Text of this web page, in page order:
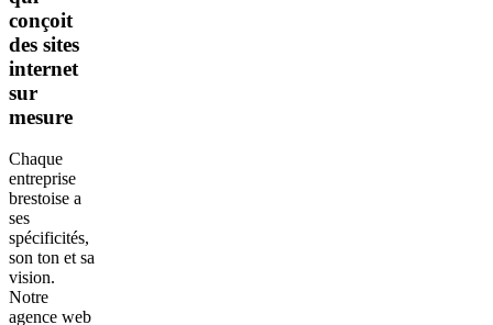
conçoit
des sites
internet
sur
mesure
Chaque
entreprise
brestoise a
ses
spécificités,
son ton et sa
vision.
Notre
agence web